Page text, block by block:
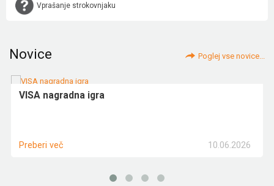
Vprašanje strokovnjaku
Novice Poglej vse novice...
VISA nagradna igra
10.06.2026
Preberi več